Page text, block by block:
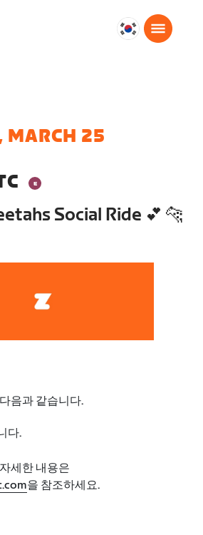
대
MARCH 25
Social Ride 💕 🐆
음과 같습니다.
다.
세한 내용은
을 참조하세요.